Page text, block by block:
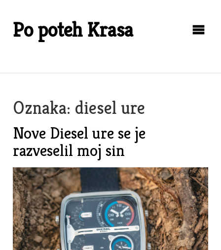
contentPo poteh Krasa
Oznaka: diesel ure
Nove Diesel ure se je
razveselil moj sin